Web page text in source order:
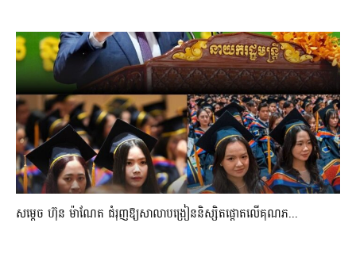
សម្តេច ហ៊ុន ម៉ាណែត ជំរុញឱ្យសាលាបង្រៀននិស្សិតផ្តោតលើគុណភ...